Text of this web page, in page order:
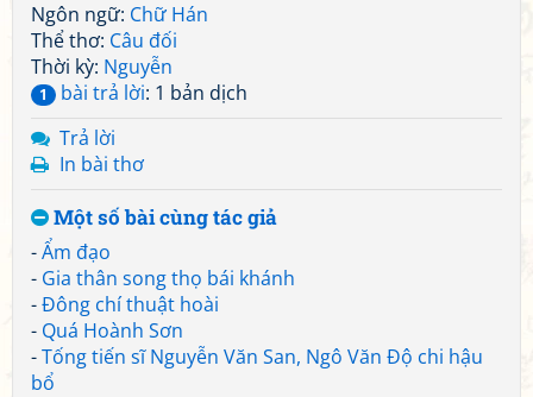
Ngôn ngữ: Chữ Hán
Thể thơ: Câu đối
Thời kỳ: Nguyễn
1 bài trả lời: 1 bản dịch
Trả lời
In bài thơ
Một số bài cùng tác giả
-Ẩm đạo
- Gia thân song thọ bái khánh
-Đông chí thuật hoài
- Quá Hoành Sơn
-Tống tiến sĩ Nguyễn Văn San, Ngô Văn Độ chi hậu
bổ